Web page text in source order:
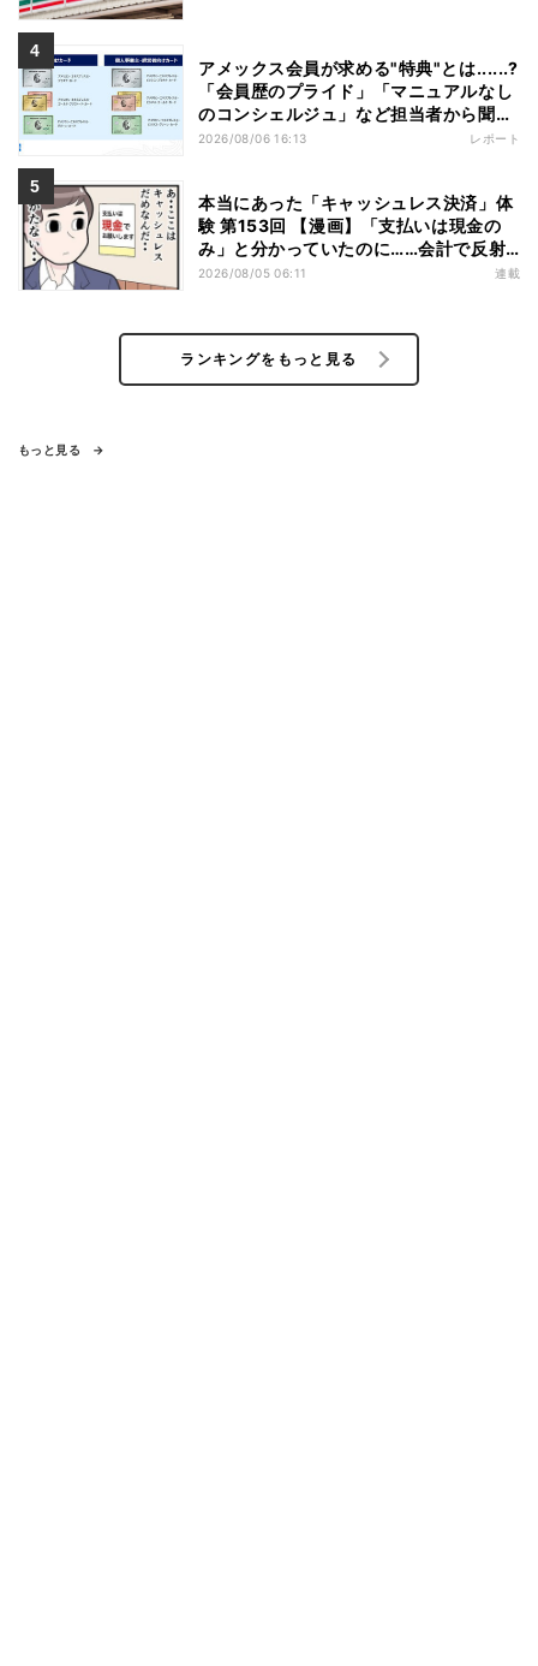
アメックス会員が求める"特典"とは......?
「会員歴のプライド」「マニュアルなし
のコンシェルジュ」など担当者から聞い
た"裏話"も
2026/08/06 16:13 レポート
本当にあった「キャッシュレス決済」体
験 第153回 【漫画】「支払いは現金の
み」と分かっていたのに……会計で反射
的に出してしまったものは
2026/08/05 06:11 連載
ランキングをもっと見る
もっと見る